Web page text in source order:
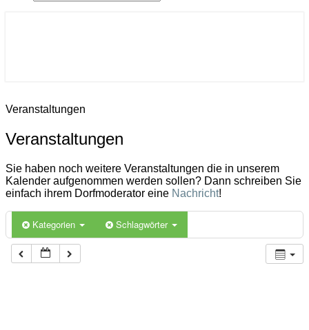
Veranstaltungen
Veranstaltungen
Sie haben noch weitere Veranstaltungen die in unserem
Kalender aufgenommen werden sollen? Dann schreiben Sie
einfach ihrem Dorfmoderator eine Nachricht!
Kategorien Schlagwörter